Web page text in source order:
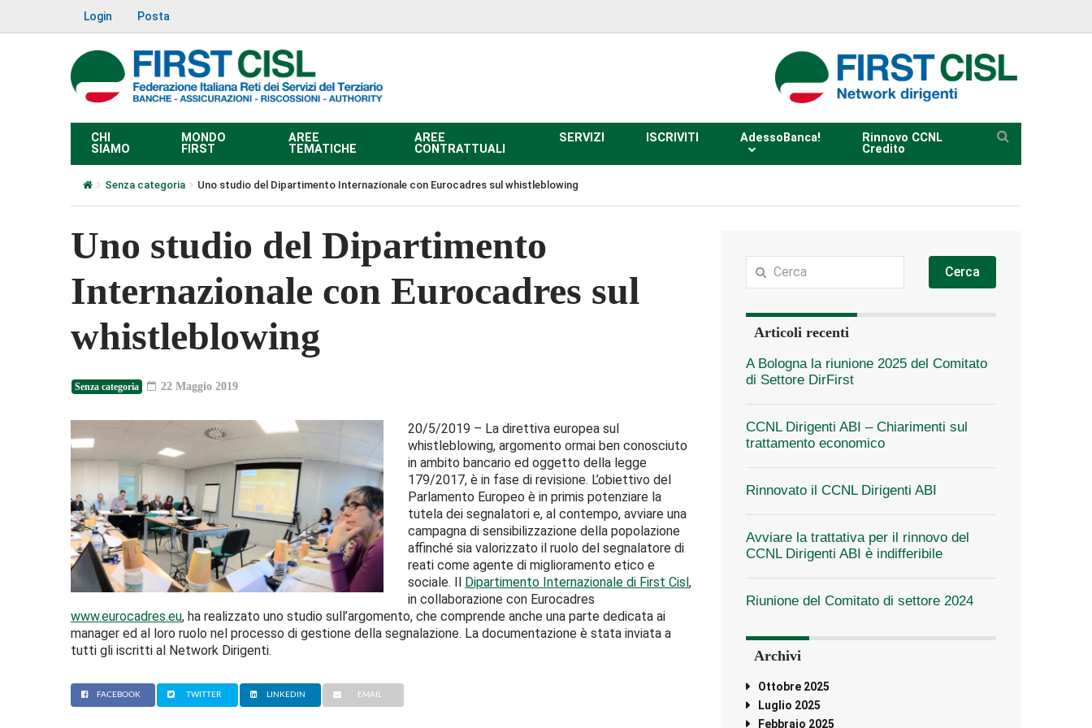
Login Posta
CHI
SIAMO
MONDO
FIRST
AREE
TEMATICHE
AREE
CONTRATTUALI
SERVIZI ISCRIVITI AdessoBanca!
Rinnovo CCNL
Credito
Senza categoria Uno studio del Dipartimento Internazionale con Eurocadres sul whistleblowing
Uno studio del Dipartimento
Internazionale con Eurocadres sul
whistleblowing
Senza categoria 22 Maggio 2019
20/5/2019 – La direttiva europea sul
whistleblowing, argomento ormai ben conosciuto
in ambito bancario ed oggetto della legge
179/2017, è in fase di revisione. L’obiettivo del
Parlamento Europeo è in primis potenziare la
tutela dei segnalatori e, al contempo, avviare una
campagna di sensibilizzazione della popolazione
affinché sia valorizzato il ruolo del segnalatore di
reati come agente di miglioramento etico e
sociale. Il Dipartimento Internazionale di First Cisl,
in collaborazione con Eurocadres
www.eurocadres.eu, ha realizzato uno studio sull’argomento, che comprende anche una parte dedicata ai
manager ed al loro ruolo nel processo di gestione della segnalazione. La documentazione è stata inviata a
tutti gli iscritti al Network Dirigenti.
FACEBOOK TWITTER LINKEDIN EMAIL
Cerca
Articoli recenti
A Bologna la riunione 2025 del Comitato
di Settore DirFirst
CCNL Dirigenti ABI – Chiarimenti sul
trattamento economico
Rinnovato il CCNL Dirigenti ABI
Avviare la trattativa per il rinnovo del
CCNL Dirigenti ABI è indifferibile
Riunione del Comitato di settore 2024
Archivi
Ottobre 2025
Luglio 2025
Febbraio 2025